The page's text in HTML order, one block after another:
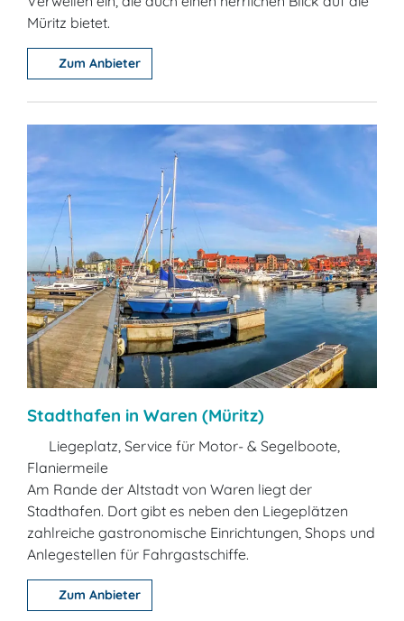
Müritz bietet.
Zum Anbieter
Stadthafen in Waren (Müritz)
Liegeplatz, Service für Motor- & Segelboote,
Flaniermeile
Am Rande der Altstadt von Waren liegt der
Stadthafen. Dort gibt es neben den Liegeplätzen
zahlreiche gastronomische Einrichtungen, Shops und
Anlegestellen für Fahrgastschiffe.
Zum Anbieter